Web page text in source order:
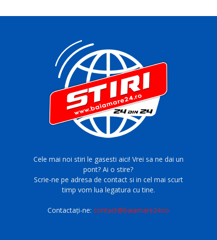
Cele mai noi stiri le gasesti aici! Vrei sa ne dai un
pont? Ai o stire?
Scrie-ne pe adresa de contact si in cel mai scurt
timp vom lua legatura cu tine.
Contactați-ne:contact@baiamare24.ro